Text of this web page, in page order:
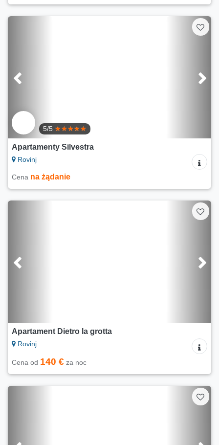
5/5
Apartamenty Silvestra
Rovinj
Cena na żądanie
Apartament Dietro la grotta
Rovinj
Cena od 140 € za noc